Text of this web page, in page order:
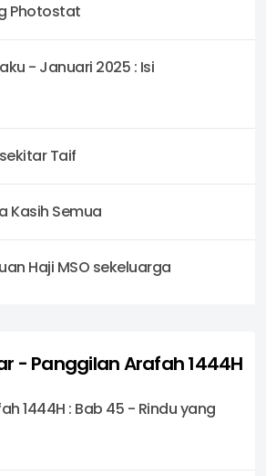
Photostat
- Januari 2025 : Isi
Taif
Kasih Semua
Haji MSO sekeluarga
- Panggilan Arafah 1444H
1444H : Bab 45 - Rindu yang